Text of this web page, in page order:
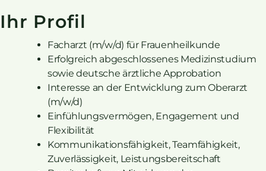
Ihr Profil
Facharzt (m/w/d) für Frauenheilkunde
Erfolgreich abgeschlossenes Medizinstudium
sowie deutsche ärztliche Approbation
Interesse an der Entwicklung zum Oberarzt
(m/w/d)
Einfühlungsvermögen, Engagement und
Flexibilität
Kommunikationsfähigkeit, Teamfähigkeit,
Zuverlässigkeit, Leistungsbereitschaft